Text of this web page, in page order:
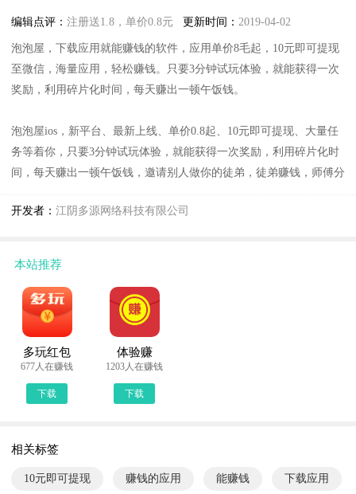
编辑点评： 注册送1.8，单价0.8元 更新时间： 2019-04-02
泡泡屋，下载应用就能赚钱的软件，应用单价8毛起，10元即可提现
至微信，海量应用，轻松赚钱。只要3分钟试玩体验，就能获得一次
奖励，利用碎片化时间，每天赚出一顿午饭钱。
泡泡屋ios，新平台、最新上线、单价0.8起、10元即可提现、大量任
务等着你，只要3分钟试玩体验，就能获得一次奖励，利用碎片化时
间，每天赚出一顿午饭钱，邀请别人做你的徒弟，徒弟赚钱，师傅分
1、新用户注册送0.8元新人红包
3、做任务赚赏钱，单价0.8元起
【联系官方】
泡泡屋官方客服微信：xiaohoo66
开发者： 江阴多源网络科技有限公司
本站推荐
多玩红包
677人在赚钱
下载
体验赚
1203人在赚钱
下载
相关标签
10元即可提现 赚钱的应用 能赚钱 下载应用